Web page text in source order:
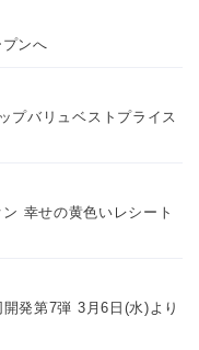
ンへ
プバリュベストプライス
幸せの黄色いレシート
発第7弾 3月6日(水)より